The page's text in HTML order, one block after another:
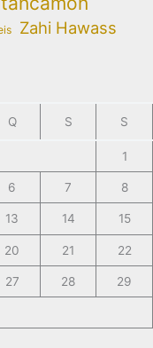
Zahi Hawass
Q S S
1
6 7 8
13 14 15
20 21 22
27 28 29